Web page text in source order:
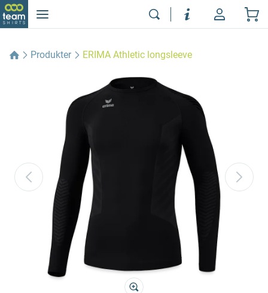
Produkter ERIMA Athletic longsleeve